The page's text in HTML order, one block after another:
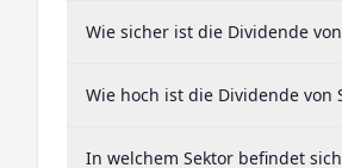
Wie sicher ist die Dividende von
Wie hoch ist die Dividende von
In welchem Sektor befindet sich